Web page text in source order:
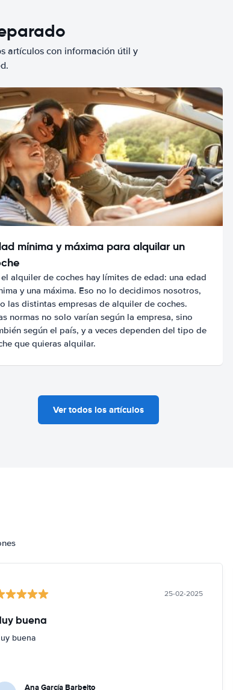
artículos con información útil y
mínima y máxima para alquilar un
el alquiler de coches hay límites de edad: una edad
y una máxima. Eso no lo decidimos nosotros,
las distintas empresas de alquiler de coches.
normas no solo varían según la empresa, sino
según el país, y a veces dependen del tipo de
que quieras alquilar.
Ver todos los artículos
25-02-2025
buena
buena
Ana García Barbeito